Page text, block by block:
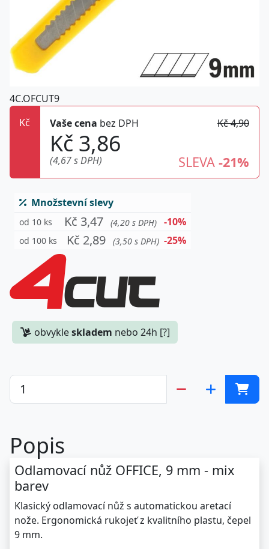
4C.OFCUT9
Kč
Vaše cena bez DPH Kč 4,90
Kč 3,86
(4,67 s DPH) SLEVA -21%
Množstevní slevy
od 10 ks Kč 3,47 (4,20 s DPH) -10%
od 100 ks Kč 2,89 (3,50 s DPH) -25%
obvykleskladem nebo 24h [?]
Popis
Odlamovací nůž OFFICE, 9 mm - mix
barev
Klasický odlamovací nůž s automatickou aretací
nože. Ergonomická rukojeť z kvalitního plastu, čepel
9 mm.